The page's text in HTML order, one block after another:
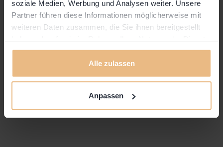
soziale Medien, Werbung und Analysen weiter. Unsere
Partner führen diese Informationen möglicherweise mit
weiteren Daten zusammen, die Sie ihnen bereitgestellt
gesammelt haben.
Alle zulassen
Anpassen